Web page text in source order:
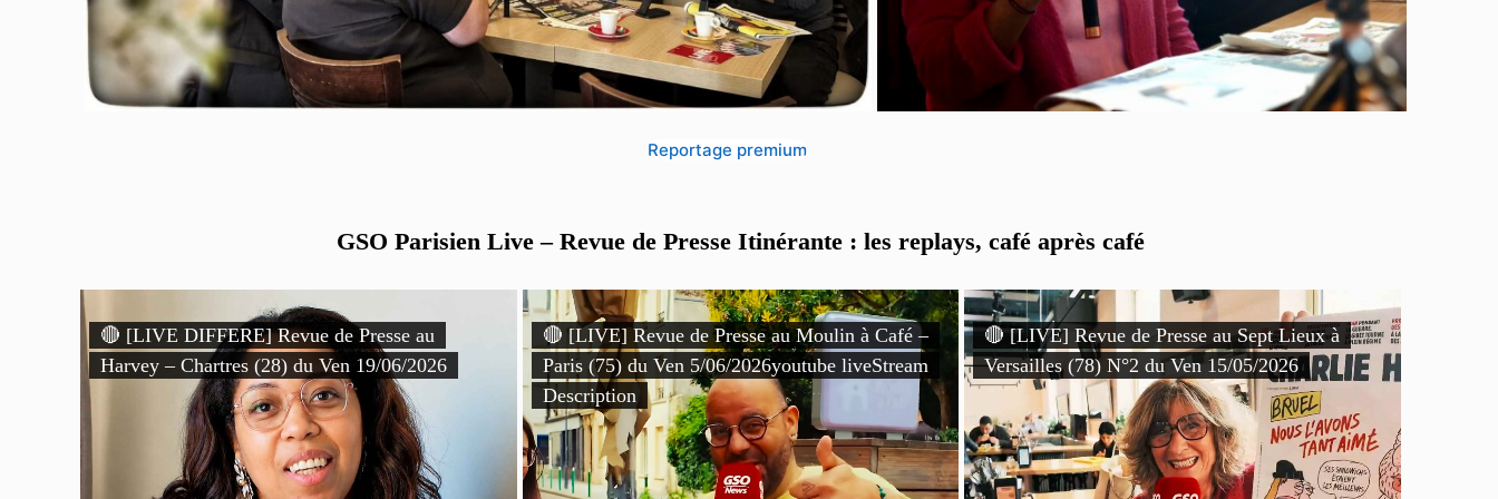
Reportage premium
GSO Parisien Live – Revue de Presse Itinérante : les replays, café après café
🔴 [LIVE DIFFERE] Revue de Presse au
Harvey – Chartres (28) du Ven 19/06/2026
🔴 [LIVE] Revue de Presse au Moulin à Café –
Paris (75) du Ven 5/06/2026youtube liveStream
Description
🔴 [LIVE] Revue de Presse au Sept Lieux à
Versailles (78) N°2 du Ven 15/05/2026